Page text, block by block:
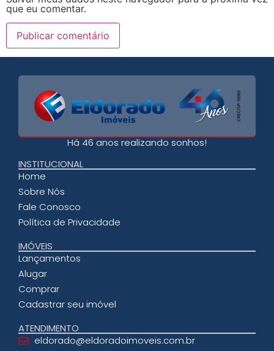
que eu comentar.
Há 46 anos realizando sonhos!
INSTITUCIONAL
Home
Sobre Nós
Fale Conosco
Política de Privacidade
IMÓVEIS
Lançamentos
Alugar
Comprar
Cadastrar seu imóvel
ATENDIMENTO
eldorado@eldoradoimoveis.com.br